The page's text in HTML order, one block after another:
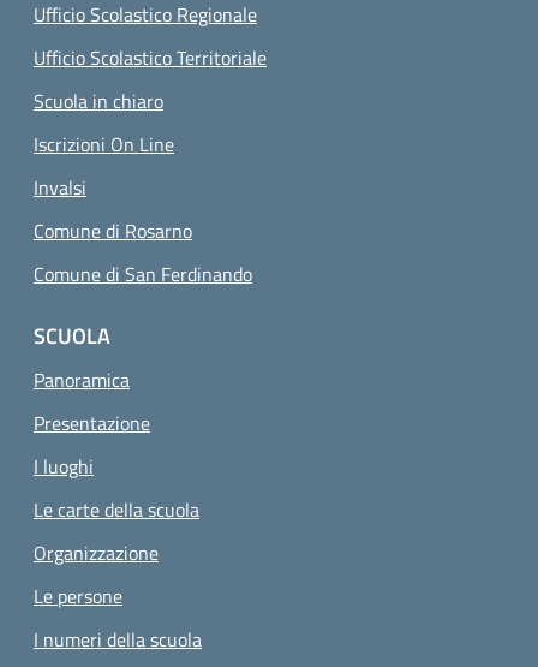
Ufficio Scolastico Regionale
Ufficio Scolastico Territoriale
Scuola in chiaro
Iscrizioni On Line
Invalsi
Comune di Rosarno
Comune di San Ferdinando
SCUOLA
Panoramica
Presentazione
I luoghi
Le carte della scuola
Organizzazione
Le persone
I numeri della scuola